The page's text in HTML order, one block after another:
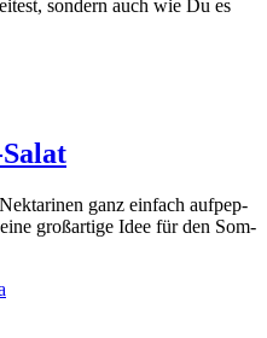
son­dern auch wie Du es
ganz ein­fach auf­pep­
groß­ar­ti­ge Idee für den Som­